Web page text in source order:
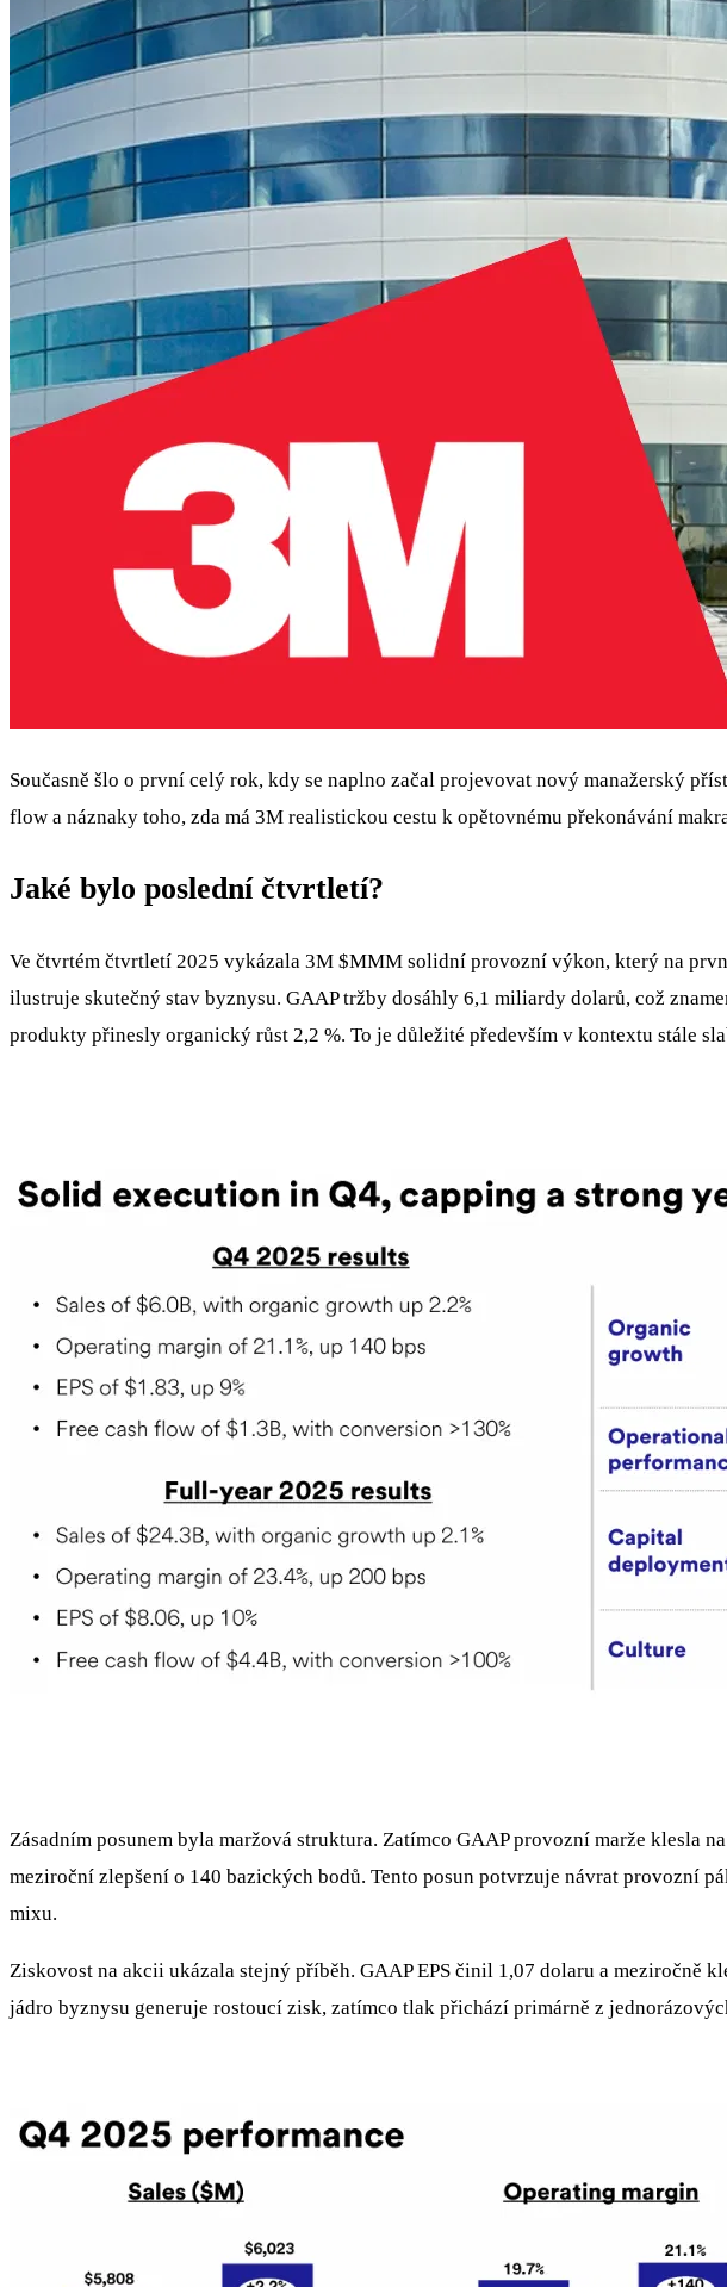
Současně šlo o první celý rok, kdy se naplno začal projevovat nový manažerský
flow a náznaky toho, zda má 3M realistickou cestu k opětovnému překonávání
Jaké bylo poslední čtvrtletí?
Ve čtvrtém čtvrtletí 2025 vykázala 3M $MMM solidní provozní výkon, který na
ilustruje skutečný stav byznysu. GAAP tržby dosáhly 6,1 miliardy dolarů, což
produkty přinesly organický růst 2,2 %. To je důležité především v kontextu stále
Zásadním posunem byla maržová struktura. Zatímco GAAP provozní marže klesla
meziroční zlepšení o 140 bazických bodů. Tento posun potvrzuje návrat provozní
mixu.
Ziskovost na akcii ukázala stejný příběh. GAAP EPS činil 1,07 dolaru a meziročně
jádro byznysu generuje rostoucí zisk, zatímco tlak přichází primárně z